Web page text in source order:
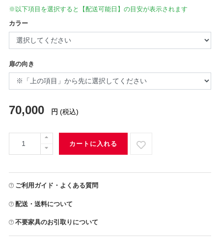
※以下項目を選択すると【配送可能日】の目安が表示されます
カラー
扉の向き
70,000 円 (税込)
カートに入れる
ご利用ガイド・よくある質問
配送・送料について
不要家具のお引取りについて